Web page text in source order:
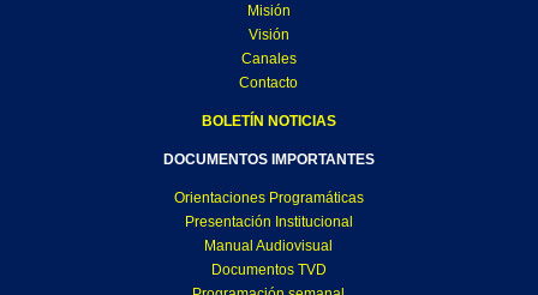
Misión
Visión
Canales
Contacto
BOLETÍN NOTICIAS
DOCUMENTOS IMPORTANTES
Orientaciones Programáticas
Presentación Institucional
Manual Audiovisual
Documentos TVD